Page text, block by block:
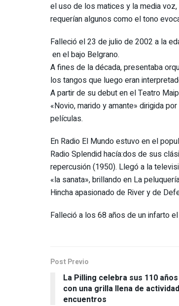
el uso de los matices y la media
requerían algunos como el tono
Falleció el 23 de julio de 2002 a la
en el bajo Belgrano.
A fines de la década, presentaba
los tangos que luego eran
A partir de su debut en el Teatro
«Novio, marido y amante» dirigida
películas.
En Radio El Mundo estuvo en el
Radio Splendid hacía:dos de sus
repercusión (1950). Llegó a la
«la sanata», brillando en La
Hincha apasionado de River y de
Falleció a los 68 años de un infarto
Post Previo
La Pilling celebra sus 110
con una grilla llena de
encuentros